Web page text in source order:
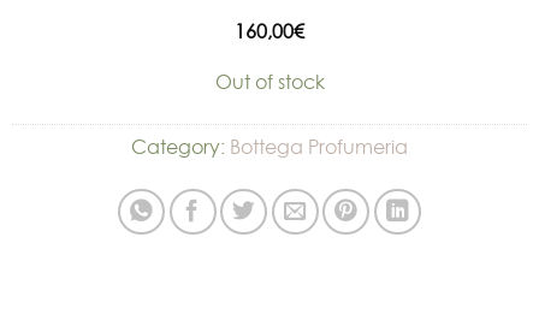
160,00€
Out of stock
Category: Bottega Profumeria